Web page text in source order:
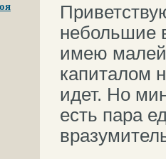
небольшие
имею
капиталом
идет. Но
есть пара